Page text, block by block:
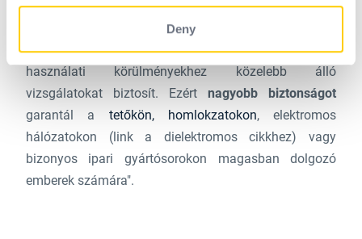
Deny
kötelesek amagasban dolgozó munkavállalóikat
tanúsított leesésgátló termékekkel
az új szabványnak az az előnye, hogy a valós
használati körülményekhez közelebb álló
vizsgálatokat biztosít. Ezértnagyobb biztonságot
garantál a tetőkön, homlokzatokon, elektromos
hálózatokon (link a dielektromos cikkhez) vagy
bizonyos ipari gyártósorokon magasban dolgozó
emberek számára".